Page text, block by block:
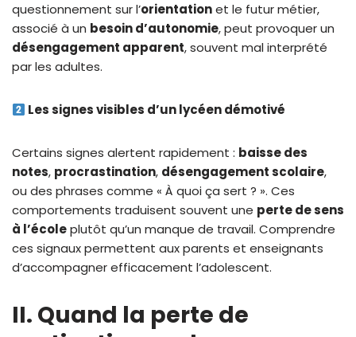
questionnement sur l’orientationet le futur métier,
associé à un besoin d’autonomie, peut provoquer un
désengagement apparent, souvent mal interprété
par les adultes.
Les signes visibles d’un lycéen démotivé
Certains signes alertent rapidement : baisse des
notes, procrastination, désengagement scolaire,
ou des phrases comme « À quoi ça sert ? ». Ces
comportements traduisent souvent une perte de sens
à l’écoleplutôt qu’un manque de travail. Comprendre
ces signaux permettent aux parents et enseignants
d’accompagner efficacement l’adolescent.
II. Quand la perte de